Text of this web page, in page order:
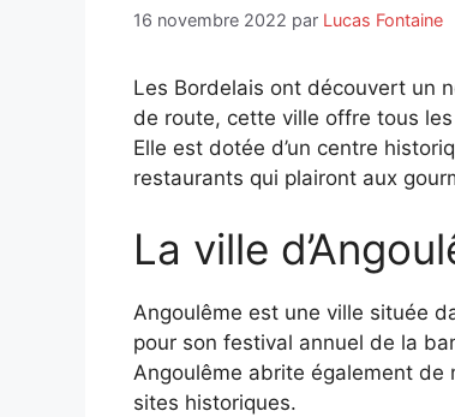
16 novembre 2022 par Lucas Fontaine
Les Bordelais ont découvert un
de route, cette ville offre tous
Elle est dotée d’un centre
restaurants qui plairont aux
La ville
Angoulême est une ville située
pour son festival annuel de la
Angoulême abrite également de
sites historiques.